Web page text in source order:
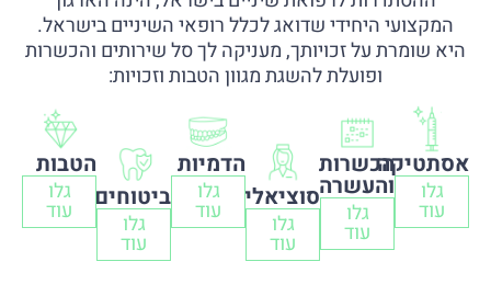
29.06.2023
הרצאה מיוחדת בשיתוף קולגייט
קראו עוד
05.04.2023
הר"ש במבצע מיוחד לחברים ברכישת ציוד מקצועי למרפאה
קראו עוד
המקצועי היחידי שדואג לכלל רופאי השיניים בישראל.
היא שומרת על זכויותך, מעניקה לך סל שירותים והכשרות
ופועלת להשגת מגוון הטבות וזכויות:
אסתטיקה
גלו
עוד
הכשרות
והעשרה
גלו
עוד
סוציאליות
גלו
עוד
הדמיות
גלו
עוד ביטוחים
גלו
עוד
הטבות
גלו
עוד